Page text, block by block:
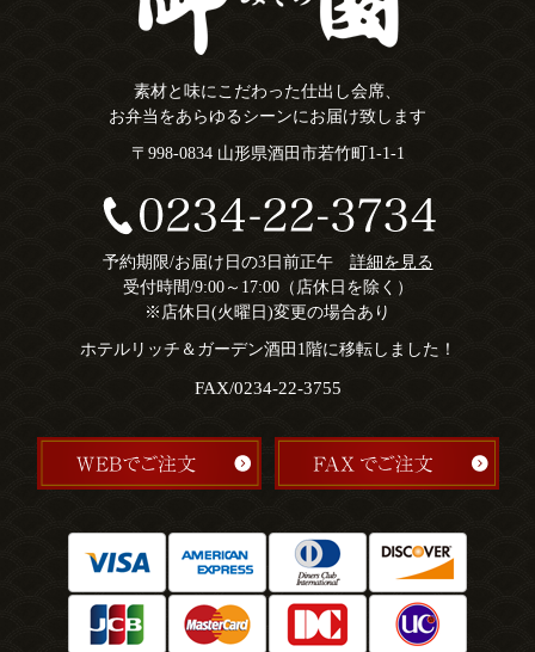
素材と味にこだわった仕出し会席、
お弁当をあらゆるシーンにお届け致します
〒998-0834 山形県酒田市若竹町1-1-1
予約期限/お届け日の3日前正午 詳細を見る
受付時間/9:00～17:00（店休日を除く）
※店休日(火曜日)変更の場合あり
ホテルリッチ＆ガーデン酒田1階に移転しました！
FAX/0234-22-3755